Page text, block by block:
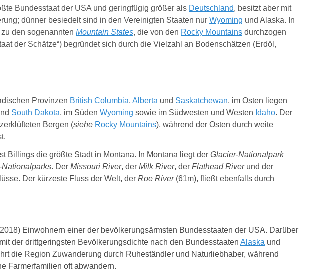
Bundesstaat der USA und geringfügig größer als Deutschland, besitzt aber mit
dünner besiedelt sind in den Vereinigten Staaten nur Wyoming und Alaska. In
den sogenannten Mountain States, die von den Rocky Mountains durchzogen
der Schätze“) begründet sich durch die Vielzahl an Bodenschätzen (Erdöl,
Provinzen British Columbia, Alberta und Saskatchewan, im Osten liegen
South Dakota, im Süden Wyoming sowie im Südwesten und Westen Idaho. Der
Bergen (siehe Rocky Mountains), während der Osten durch weite
Billings die größte Stadt in Montana. In Montana liegt der Glacier-Nationalpark
Nationalparks. Der Missouri River, der Milk River, der Flathead Riverund der
Der kürzeste Fluss der Welt, der Roe River(61m), fließt ebenfalls durch
Einwohnern einer der bevölkerungsärmsten Bundesstaaten der USA. Darüber
der drittgeringsten Bevölkerungsdichte nach den Bundesstaaten Alaska und
die Region Zuwanderung durch Ruheständler und Naturliebhaber, während
Farmerfamilien oft abwandern.